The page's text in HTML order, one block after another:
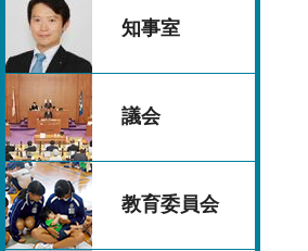
知事室
議会
教育委員会